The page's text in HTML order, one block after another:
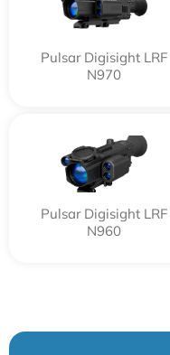
Pulsar Digisight LRF
N970
Pulsar Digisight LRF
N960